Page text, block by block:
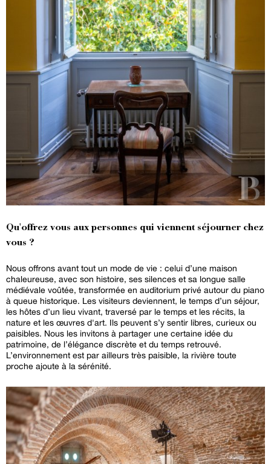
Qu'offrez vous aux personnes qui viennent séjourner chez
vous ?
Nous offrons avant tout un mode de vie : celui d’une maison
chaleureuse, avec son histoire, ses silences et sa longue salle
médiévale voûtée, transformée en auditorium privé autour du piano
à queue historique. Les visiteurs deviennent, le temps d’un séjour,
les hôtes d’un lieu vivant, traversé par le temps et les récits, la
nature et les œuvres d'art. Ils peuvent s’y sentir libres, curieux ou
paisibles. Nous les invitons à partager une certaine idée du
patrimoine, de l’élégance discrète et du temps retrouvé.
L’environnement est par ailleurs très paisible, la rivière toute
proche ajoute à la sérénité.